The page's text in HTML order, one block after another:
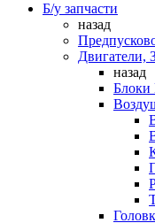
Б/у запчасти
назад
Двигатели,
назад
Блоки